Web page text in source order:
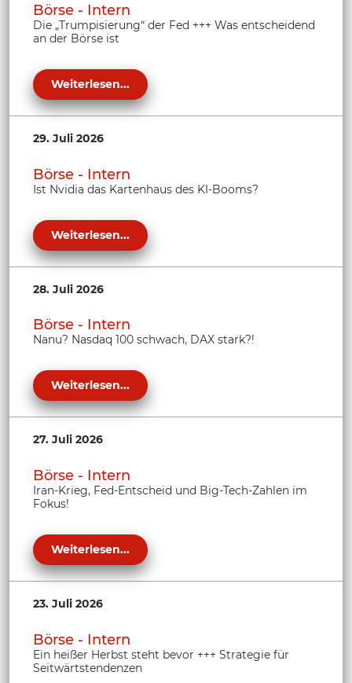
Börse - Intern
Die „Trumpisierung“ der Fed +++ Was entscheidend
an der Börse ist
Weiterlesen...
29. Juli 2026
Börse - Intern
Ist Nvidia das Kartenhaus des KI-Booms?
Weiterlesen...
28. Juli 2026
Börse - Intern
Nanu? Nasdaq 100 schwach, DAX stark?!
Weiterlesen...
27. Juli 2026
Börse - Intern
Iran-Krieg, Fed-Entscheid und Big-Tech-Zahlen im
Fokus!
Weiterlesen...
23. Juli 2026
Börse - Intern
Ein heißer Herbst steht bevor +++ Strategie für
Seitwärtstendenzen